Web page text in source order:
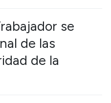
se
de las
de la